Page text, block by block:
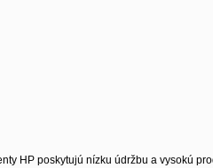
HP poskytujú nízku údržbu a vysokú